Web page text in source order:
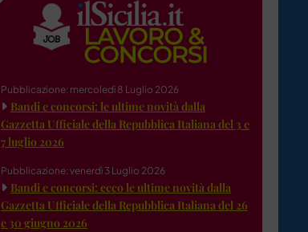
Pubblicazione: mercoledì 8 Luglio 2026
Bandi e concorsi: le ultime novità dalla
Gazzetta Ufficiale della Repubblica Italiana del 3 e
7 luglio 2026
Pubblicazione: venerdì 3 Luglio 2026
Bandi e concorsi: ecco le ultime novità dalla
Gazzetta Ufficiale della Repubblica Italiana del 26
e 30 giugno 2026